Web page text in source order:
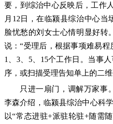
要，到综治中心反映后，工作
月12日，在临颍县综治中心
脸忧愁的刘女士心情明显好转
说：“受理后，根据事项难易
1、3、5、15个工作日。当事
序，或扫描受理告知单上的二
只进一扇门，调解万家事
李森介绍，临颍县综治中心科
以“常态进驻+派驻轮驻+随需